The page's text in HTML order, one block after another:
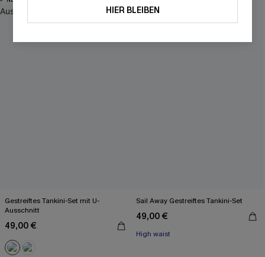
Gestreiftes Tankini-Set mit U-
Ausschnitt
49,00 €
Sail Away Gestreiftes Tankini-Set
49,00 €
High waist
HIER BLEIBEN